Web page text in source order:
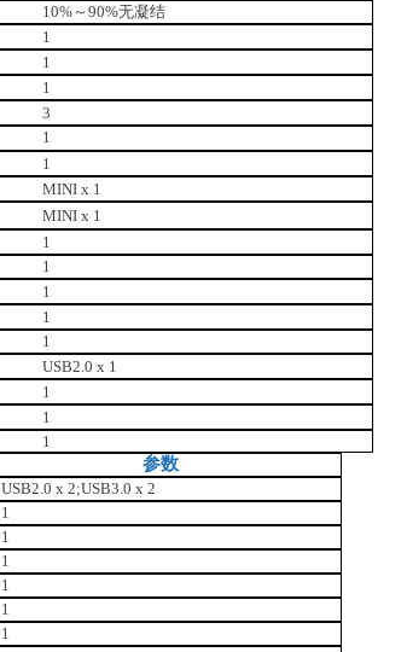
10%～90%无凝结
1
1
1
3
1
1
MINI x 1
MINI x 1
1
1
1
1
1
USB2.0 x 1
1
1
1
参数
USB2.0 x 2;USB3.0 x 2
1
1
1
1
1
1